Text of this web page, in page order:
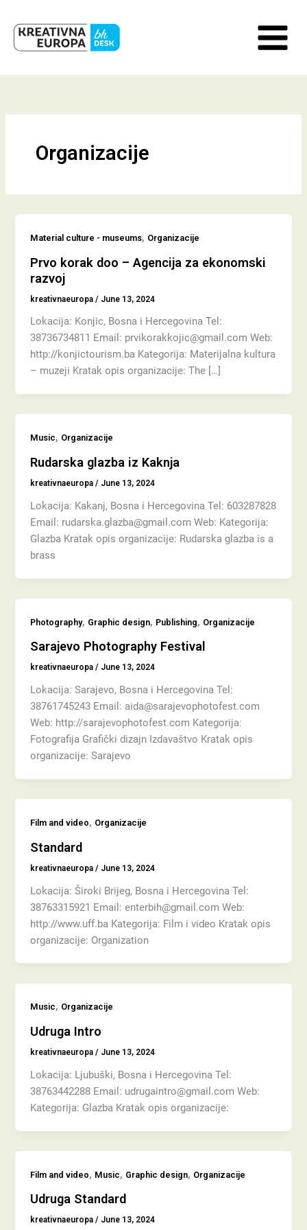
content
Organizacije
Material culture - museums, Organizacije
Prvo korak doo – Agencija za ekonomski
razvoj
kreativnaeuropa/ June 13, 2024
Lokacija: Konjic, Bosna i Hercegovina Tel:
38736734811 Email: prvikorakkojic@gmail.com Web:
http://konjictourism.ba Kategorija: Materijalna kultura
– muzeji Kratak opis organizacije: The […]
Music, Organizacije
Rudarska glazba iz Kaknja
kreativnaeuropa/ June 13, 2024
Lokacija: Kakanj, Bosna i Hercegovina Tel: 603287828
Email: rudarska.glazba@gmail.com Web: Kategorija:
Glazba Kratak opis organizacije: Rudarska glazba is a
brass
Photography, Graphic design, Publishing, Organizacije
Sarajevo Photography Festival
kreativnaeuropa/ June 13, 2024
Lokacija: Sarajevo, Bosna i Hercegovina Tel:
38761745243 Email: aida@sarajevophotofest.com
Web: http://sarajevophotofest.com Kategorija:
Fotografija Grafički dizajn Izdavaštvo Kratak opis
organizacije: Sarajevo
Film and video, Organizacije
Standard
kreativnaeuropa/ June 13, 2024
Lokacija: Široki Brijeg, Bosna i Hercegovina Tel:
38763315921 Email: enterbih@gmail.com Web:
http://www.uff.ba Kategorija: Film i video Kratak opis
organizacije: Organization
Music, Organizacije
Udruga Intro
kreativnaeuropa/ June 13, 2024
Lokacija: Ljubuški, Bosna i Hercegovina Tel:
38763442288 Email: udrugaintro@gmail.com Web:
Kategorija: Glazba Kratak opis organizacije:
Film and video, Music, Graphic design, Organizacije
Udruga Standard
kreativnaeuropa/ June 13, 2024